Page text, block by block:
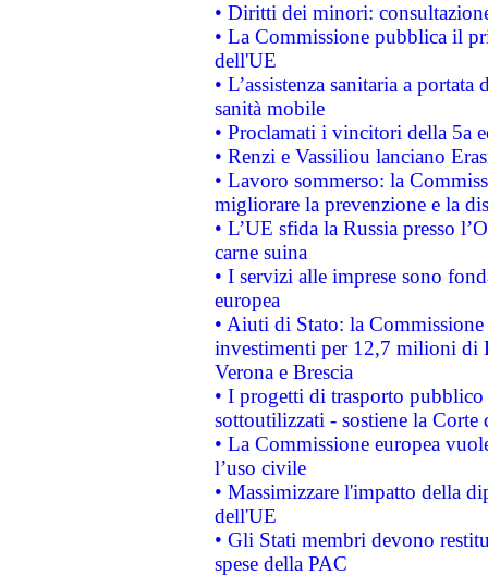
• Diritti dei minori:
• La Commissione pubblica il
dell'UE
• L’assistenza sanitaria a
sanità mobile
• Proclamati i vincitori della 5a
• Renzi e Vassiliou lanciano
• Lavoro sommerso: la
migliorare la prevenzione e la
• L’UE sfida la Russia presso
carne suina
• I servizi alle imprese sono
europea
• Aiuti di Stato: la
investimenti per 12,7 milioni di
Verona e Brescia
• I progetti di trasporto
sottoutilizzati - sostiene la Corte
• La Commissione europea
l’uso civile
• Massimizzare l'impatto della
dell'UE
• Gli Stati membri devono
spese della PAC